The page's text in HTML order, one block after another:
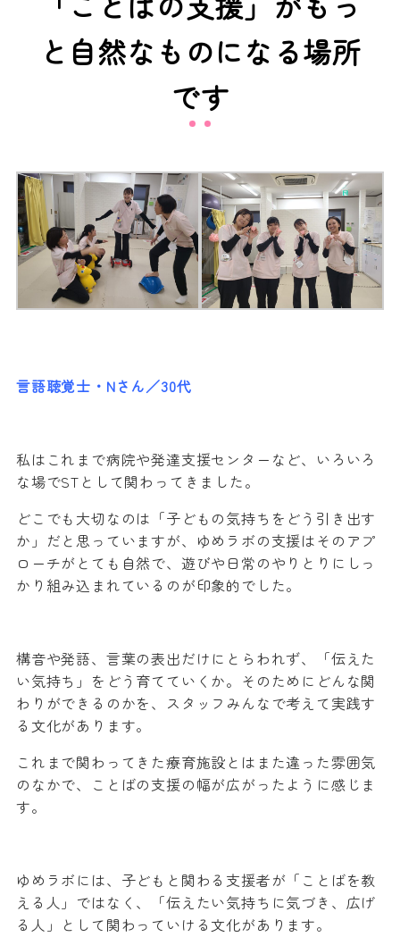
と自然なものになる場所
です
言語聴覚士・Nさん／30代
私はこれまで病院や発達支援センターなど、いろいろ
な場でSTとして関わってきました。
どこでも大切なのは「子どもの気持ちをどう引き出す
か」だと思っていますが、ゆめラボの支援はそのアプ
ローチがとても自然で、遊びや日常のやりとりにしっ
かり組み込まれているのが印象的でした。
構音や発語、言葉の表出だけにとらわれず、「伝えた
い気持ち」をどう育てていくか。そのためにどんな関
わりができるのかを、スタッフみんなで考えて実践す
る文化があります。
これまで関わってきた療育施設とはまた違った雰囲気
のなかで、ことばの支援の幅が広がったように感じま
す。
ゆめラボには、子どもと関わる支援者が「ことばを教
える人」ではなく、「伝えたい気持ちに気づき、広げ
る人」として関わっていける文化があります。